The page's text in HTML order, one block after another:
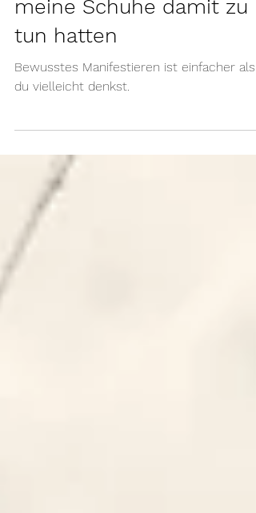
Erfolgreiches
Manifestieren und was
meine Schuhe damit zu
Bewusstes Manifestieren ist einfacher als